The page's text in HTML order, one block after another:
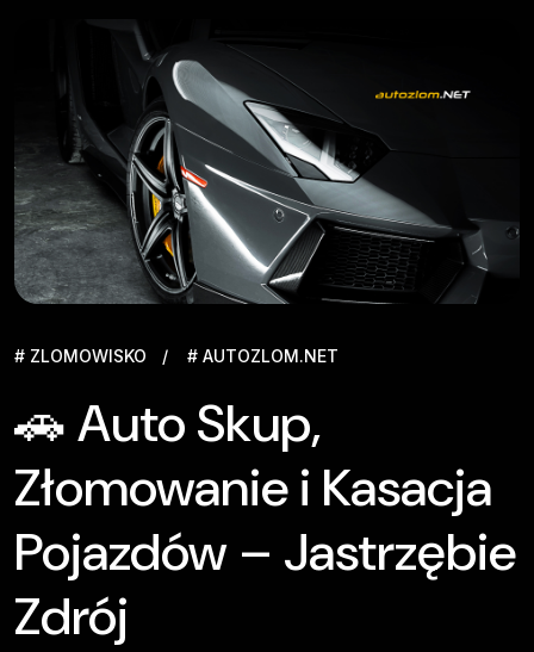
# ZLOMOWISKO # AUTOZLOM.NET
🚗 Auto Skup,
Złomowanie i Kasacja
Pojazdów – Jastrzębie
Zdrój